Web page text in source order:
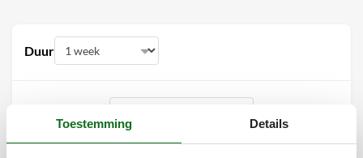
Duur
augustus 2026
Toestemming Details